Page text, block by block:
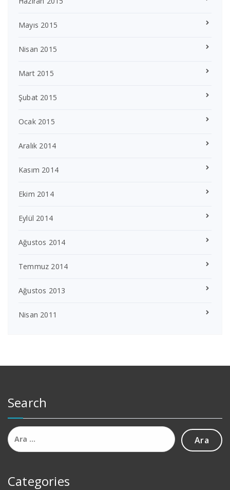
Mayıs 2015
Nisan 2015
Mart 2015
Şubat 2015
Ocak 2015
Aralık 2014
Kasım 2014
Ekim 2014
Eylül 2014
Ağustos 2014
Temmuz 2014
Ağustos 2013
Nisan 2011
Search
Arama:
Categories